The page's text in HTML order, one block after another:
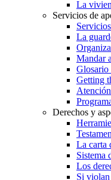
La
Servicios de
La
Mandar
Glosario
Getting
Derechos y
La carta
Sistema
Los
Si